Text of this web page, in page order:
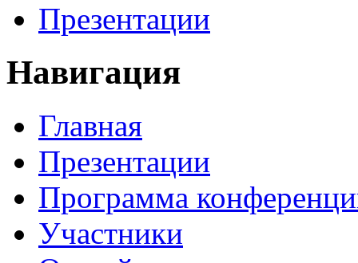
Презентации
Навигация
Главная
Презентации
Программа
Участники